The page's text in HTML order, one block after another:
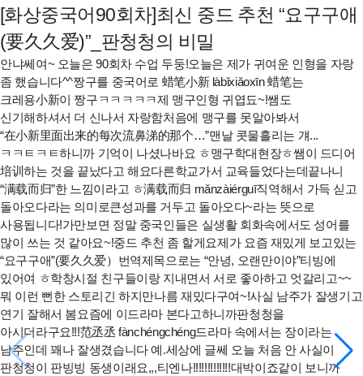
[화상중국어90회차]최신 중드 추천 “요구구애
(要久久爱)”_판청청의 비밀
안냐쎄여~ 오늘은 90회차 수업 두둥!오늘은 제가 귀여운 인형을 자랑
좀 했습니다^^​짱구를 중국어로 蜡笔小新 làbǐxiǎoxīn 蜡笔는
크레용小新이 짱구ㅋㅋㅋㅋㅋ제 맹구인형 귀엽됴~!쌤도
신기해하셔서 더 신나서 자랑함처음에 맹구를 못알아봐서
“在小新里面出来的每次流鼻涕的那个…”맨날 콧물흘리는 걔...
ㅋㅋㅌㅋㅌ하니까 기억이 나셨나바요 ㅎ맹구학대현장ㅎ쌤이 드디어
培训하는 것을 끝났다고 해요다른학교가서 교육들었다는데끝나니
“满载而归”한 느낌이라고 ㅎ满载而归 mǎnzàiérguī직역해서 가득 싣고
돌아오다라는 의미로큰성과를 거두고 돌아오다~라는 뜻으로
사용됩니다!가만보면 정말 중국인들은 실생활 회화속에서도 성어를
많이 쓰는 것 같아요~!중드 추천 좀 할게요제가 요즘 재밌게 보고있는
“요구구애”(要久久爱）번역제목으로는 “안녕, 오랜만이야”티빙에
있어여 ㅎ학창시절 친구들이랑 지내면서 서로 좋아하고 엇갈리고~~
뭐 이런 뻔한 스토리긴 하지만나름 재밌다구여~!사실 남주가 잘생기고
연기 잘해서 봄요즘에 이드라마 본다고하니까판청청을
아시더라구요!!!范丞丞 fànchéngchéng드라마 속에서는 장이라는
남주인데 꽤나 잘생겼습니다 예.​세상에 글쎄 오늘 처음 안 사실이
판청청이 판빙빙 동생이래요,,,티엔나!!!!!!!!!!!!!대박이죠같이 보니까